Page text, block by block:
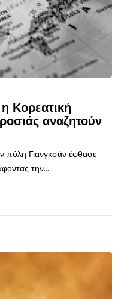
Κορεατική
αναζητούν
πόλη Γιανγκσάν έφθασε
την...